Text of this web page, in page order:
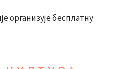
организује бесплатну